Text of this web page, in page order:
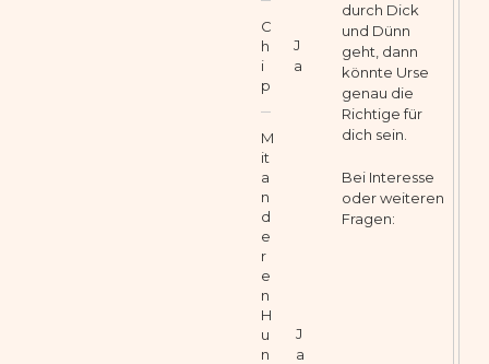
durch Dick
und Dünn
geht, dann
könnte Urse
genau die
Richtige für
dich sein.
Bei Interesse
oder weiteren
Fragen:
C
h
i
p
J
a
M
it
a
n
d
e
r
e
n
H
u
n
J
a